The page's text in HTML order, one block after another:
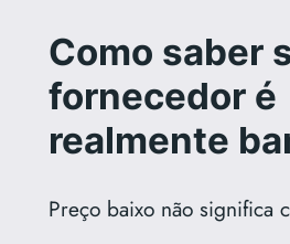
Como saber
fornecedor é
realmente
Preço baixo não significa